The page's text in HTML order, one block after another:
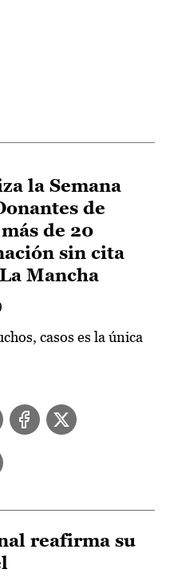
la Semana
de
de 20
sin cita
Mancha
casos es la única
reafirma su